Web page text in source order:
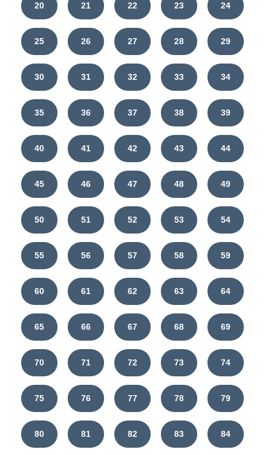
20 21 22 23 24
25 26 27 28 29
30 31 32 33 34
35 36 37 38 39
40 41 42 43 44
45 46 47 48 49
50 51 52 53 54
55 56 57 58 59
60 61 62 63 64
65 66 67 68 69
70 71 72 73 74
75 76 77 78 79
80 81 82 83 84